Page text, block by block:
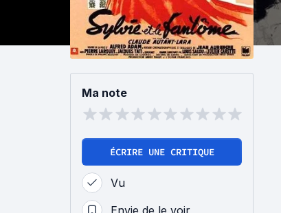
Ma note
ÉCRIRE UNE CRITIQUE
Vu
Envie de le voir